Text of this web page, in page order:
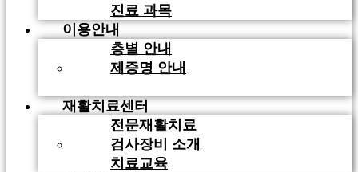
진료 과목
이용안내
층별 안내
제증명 안내
재활치료센터
전문재활치료
검사장비 소개
치료교육